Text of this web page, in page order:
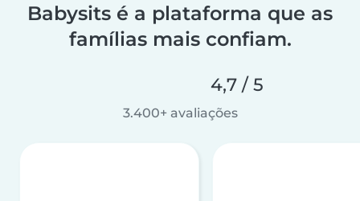
Babysits é a plataforma que as
famílias mais confiam.
4,7 / 5
3.400+ avaliações